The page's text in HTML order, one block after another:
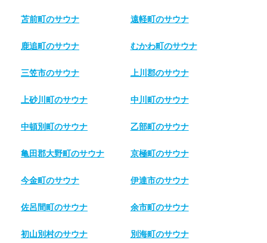
苫前町のサウナ 遠軽町のサウナ
鹿追町のサウナ むかわ町のサウナ
三笠市のサウナ 上川郡のサウナ
上砂川町のサウナ 中川町のサウナ
中頓別町のサウナ 乙部町のサウナ
亀田郡大野町のサウナ 京極町のサウナ
今金町のサウナ 伊達市のサウナ
佐呂間町のサウナ 余市町のサウナ
初山別村のサウナ 別海町のサウナ